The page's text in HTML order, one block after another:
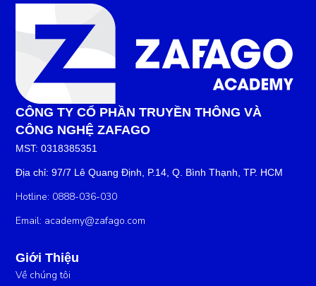
CÔNG TY CỔ PHẦN TRUYỀN THÔNG VÀ
CÔNG NGHỆ ZAFAGO
MST: 0318385351
Địa chỉ: 97/7 Lê Quang Định, P.14, Q. Bình Thạnh, TP. HCM
Hotline: 0888-036-030
Email: academy@zafago.com
Giới Thiệu
Về chúng tôi